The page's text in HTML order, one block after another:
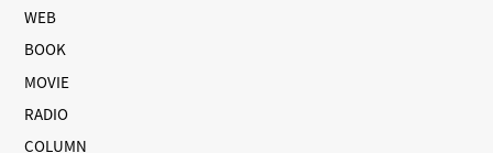
WEB
BOOK
MOVIE
RADIO
COLUMN